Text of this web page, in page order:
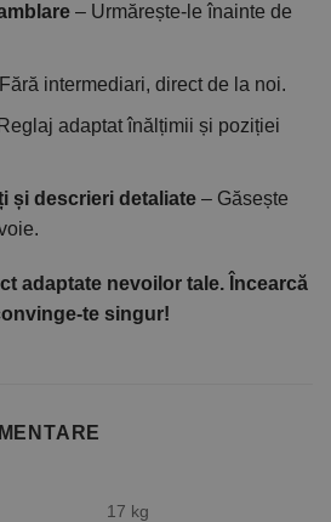
– Urmărește-le înainte de
intermediari, direct de la noi.
adaptat înălțimii și poziției
și descrieri detaliate– Găsește
adaptate nevoilor tale. Încearcă
te singur!
17 kg